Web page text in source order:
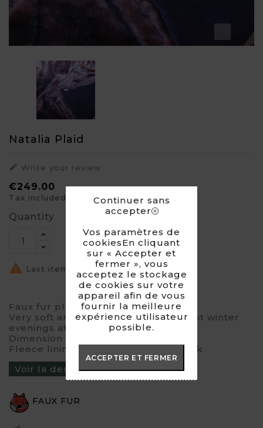
Continuer sans
accepter
Vos paramètres de
cookiesEn cliquant
sur « Accepter et
fermer », vous
acceptez le stockage
de cookies sur votre
appareil afin de vous
fournir la meilleure
expérience utilisateur
possible.
ACCEPTER ET FERMER
Natalia Plaid
 Write your review
€249.00
Tax included
Quantity
 Last items in stock
Faux fur plaid with fleece lining.
Very soft and warm to spend pleasant winter
evenings at home.
Dimension : 145 cm / 170 cm
Fleece lining colours available : black
Voir la description du produit ›
FAUX FUR